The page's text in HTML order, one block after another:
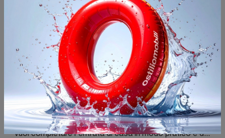
Ingresso
Vuoi completare l'entrata di casa in modo pratico e dinamico? Scopri il modello Ingresso di Tomasella in laccato opaco!